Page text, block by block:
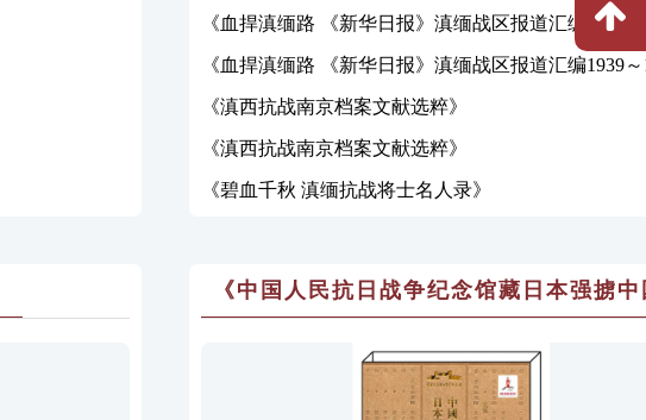
1945 下册》
《血捍滇缅路 《新华日报》滇缅战区报道汇编1939～
下册》
《血捍滇缅路 《新华日报》滇缅战区报道汇编1939～
上册》
《滇西抗战南京档案文献选粹》
《滇西抗战南京档案文献选粹》
《碧血千秋 滇缅抗战将士名人录》
《中国人民抗日战争纪念馆藏日本强掳